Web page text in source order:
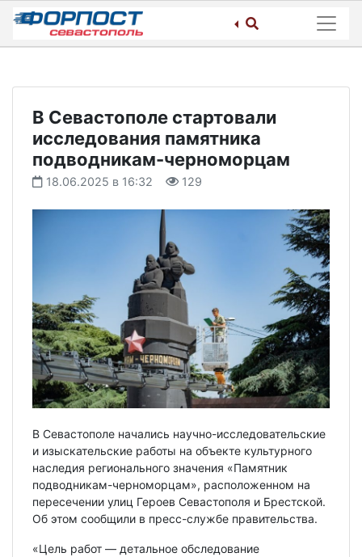
Skip
content
В Севастополе стартовали
исследования памятника
подводникам-черноморцам
18.06.2025 в 16:32 129
В Севастополе начались научно-исследовательские
и изыскательские работы на объекте культурного
наследия регионального значения «Памятник
подводникам-черноморцам», расположенном на
пересечении улиц Героев Севастополя и Брестской.
Об этом сообщили в пресс-службе правительства.
«Цель работ — детальное обследование